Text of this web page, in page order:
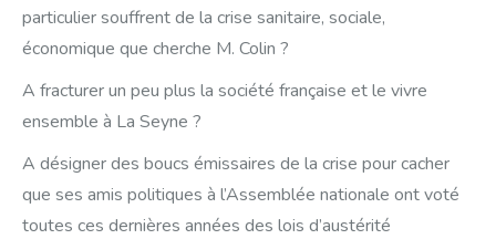
particulier souffrent de la crise sanitaire, sociale,
économique que cherche M. Colin ?
A fracturer un peu plus la société française et le vivre
ensemble à La Seyne ?
A désigner des boucs émissaires de la crise pour cacher
que ses amis politiques à l’Assemblée nationale ont voté
toutes ces dernières années des lois d’austérité